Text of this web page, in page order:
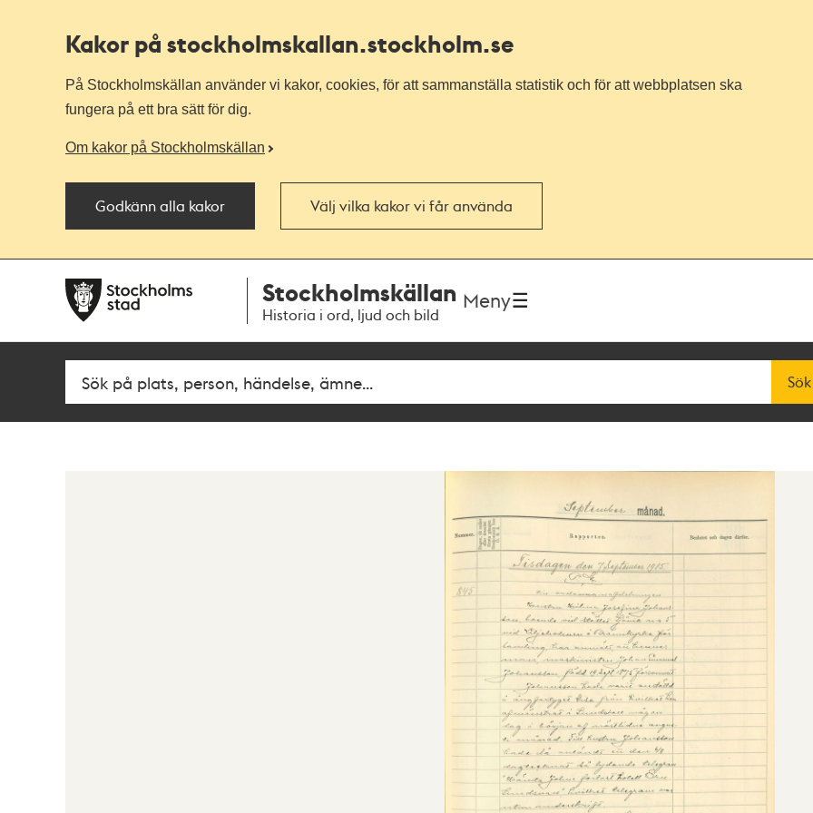
Kakor på stockholmskallan.stockholm.se
På Stockholmskällan använder vi kakor, cookies, för att sammanställa statistik och för att webbplatsen ska
fungera på ett bra sätt för dig.
Om kakor på Stockholmskällan
Godkänn alla kakor Välj vilka kakor vi får använda
navigationen
huvudinnehållet
Stockholmskällan
Historia i ord, ljud och bild
Meny
Fritextsök Sök